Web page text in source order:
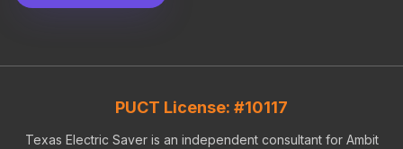
PUCT License: #10117
Texas Electric Saver is an independent consultant for Ambit